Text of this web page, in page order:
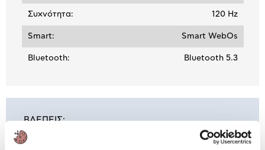
Συχνότητα: 120 Hz
Smart: Smart WebOs
Bluetooth: Bluetooth 5.3
ΒΛΕΠΕΙΣ: